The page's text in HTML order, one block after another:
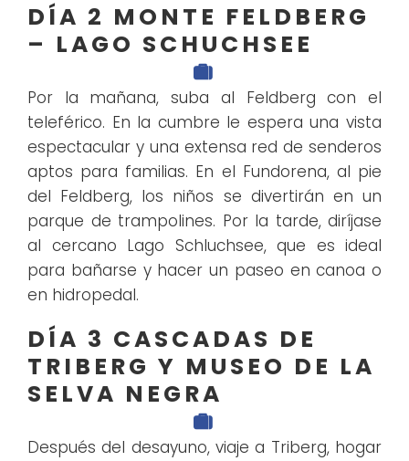
DÍA 2 MONTE FELDBERG
– LAGO SCHUCHSEE
Por la mañana, suba al Feldberg con el
teleférico. En la cumbre le espera una vista
espectacular y una extensa red de senderos
aptos para familias. En el Fundorena, al pie
del Feldberg, los niños se divertirán en un
parque de trampolines. Por la tarde, diríjase
al cercano Lago Schluchsee, que es ideal
para bañarse y hacer un paseo en canoa o
en hidropedal.
DÍA 3 CASCADAS DE
TRIBERG Y MUSEO DE LA
SELVA NEGRA
Después del desayuno, viaje a Triberg, hogar